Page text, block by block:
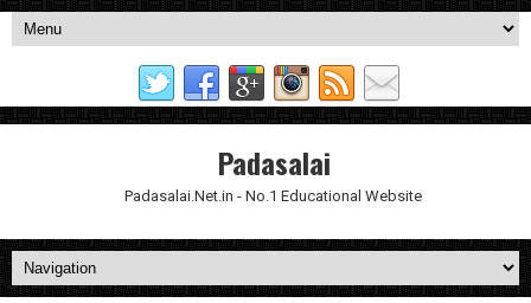
Padasalai
Padasalai.Net.in - No.1 Educational Website